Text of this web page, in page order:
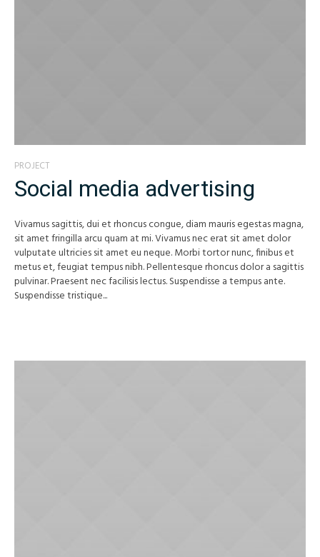
PROJECT
Social media advertising
Vivamus sagittis, dui et rhoncus congue, diam mauris egestas magna,
sit amet fringilla arcu quam at mi. Vivamus nec erat sit amet dolor
vulputate ultricies sit amet eu neque. Morbi tortor nunc, finibus et
metus et, feugiat tempus nibh. Pellentesque rhoncus dolor a sagittis
pulvinar. Praesent nec facilisis lectus. Suspendisse a tempus ante.
Suspendisse tristique...